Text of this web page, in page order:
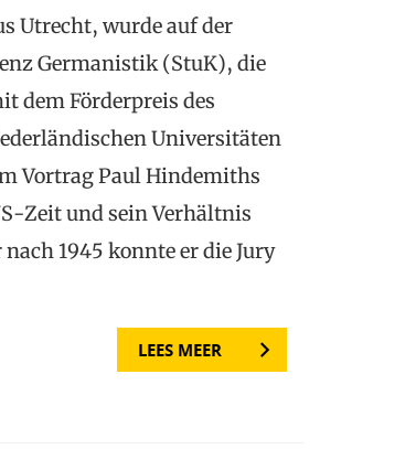
Utrecht, wurde auf der
Germanistik (StuK), die
dem Förderpreis des
Universitäten
Vortrag Paul Hindemiths
Zeit und sein Verhältnis
1945 konnte er die Jury
LEES MEER